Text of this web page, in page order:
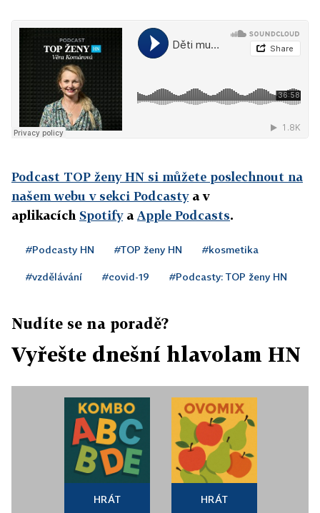
Podcast TOP ženy HN si můžete poslechnout na
našem webu v sekci Podcastya v
aplikacích Spotifya Apple Podcasts.
#Podcasty HN #TOP ženy HN #kosmetika
#vzdělávání #covid-19 #Podcasty: TOP ženy HN
Nudíte se na poradě?
Vyřešte dnešní hlavolam HN
HRÁT HRÁT